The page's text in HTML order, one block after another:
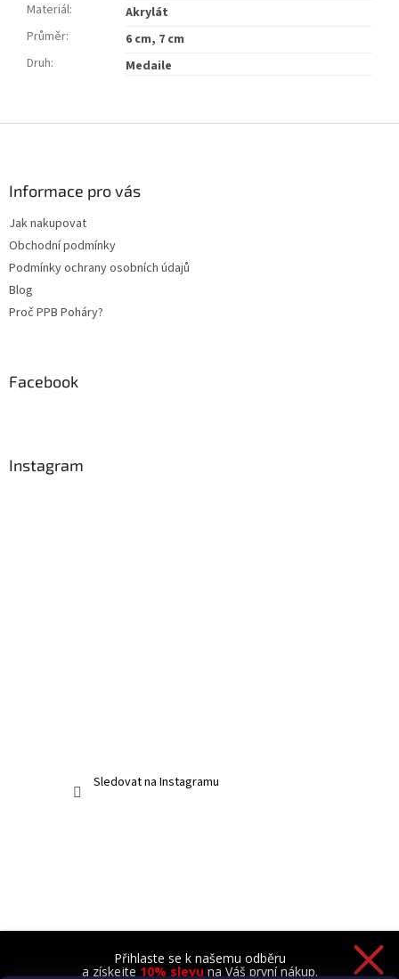
Materiál:
Akrylát
Průměr:
6 cm, 7 cm
Druh: Medaile
Informace pro vás
Jak nakupovat
Obchodní podmínky
Podmínky ochrany osobních údajů
Blog
Proč PPB Poháry?
Facebook
Instagram
Sledovat na Instagramu
Přihlaste se k našemu odběru
a získejte 10% slevu na Váš první nákup.